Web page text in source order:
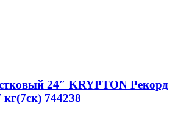
24″ KRYPTON Рекорд
744238